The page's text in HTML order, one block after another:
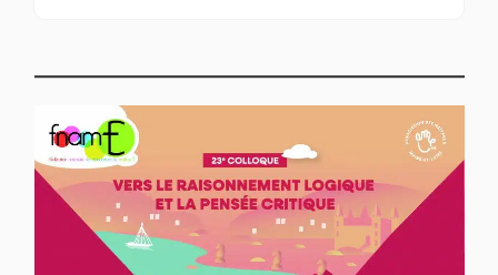
international
de
l’ICEM-
pédagogie
Freinet